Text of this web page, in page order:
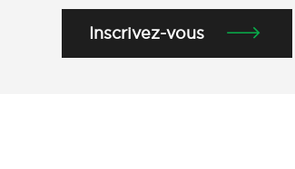
Inscrivez-vous